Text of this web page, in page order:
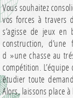
Vous souhaitez
vos forces à travers
s’agisse de jeux en
construction,
d »une chasse au
compétition.
étudier toute
Alors, laissons place